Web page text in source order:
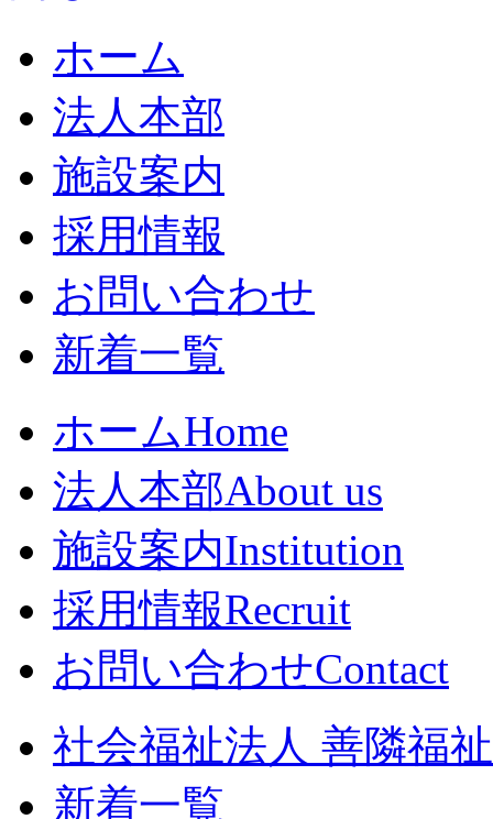
ホーム
法人本部
施設案内
採用情報
お問い合わせ
新着一覧
ホームHome
法人本部About us
施設案内Institution
採用情報Recruit
お問い合わせContact
社会福祉法人 善隣福
新着一覧